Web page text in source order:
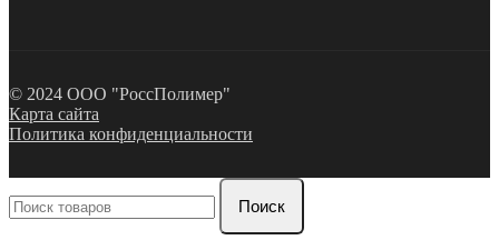
© 2024 ООО "РоссПолимер"
Карта сайта
Политика конфиденциальности
Поиск